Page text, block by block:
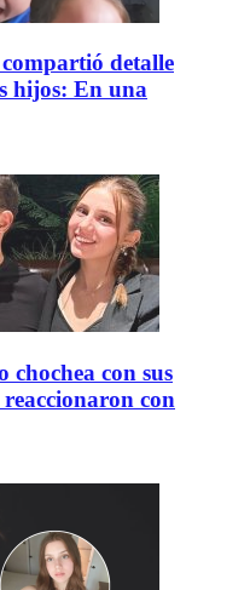
detalle
hijos: En una
con sus
con